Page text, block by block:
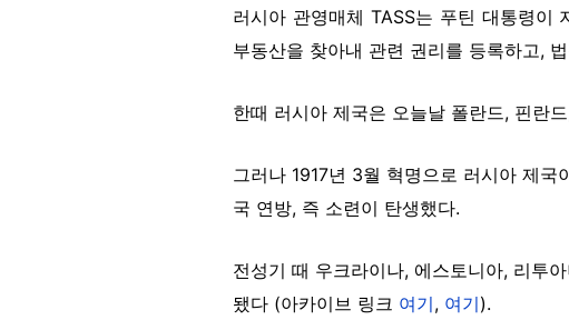
러시아 관영매체 TASS는 푸틴 대통령이
부동산을 찾아내 관련 권리를 등록하고,
한때 러시아 제국은 오늘날 폴란드, 핀란
그러나 1917년 3월 혁명으로 러시아 제
국 연방, 즉 소련이 탄생했다.
전성기 때 우크라이나, 에스토니아, 리투
됐다 (아카이브 링크 여기, 여기).